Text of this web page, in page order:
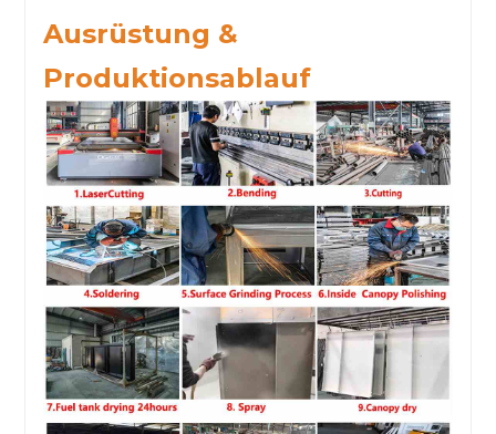
Ausrüstung &
Produktionsablauf